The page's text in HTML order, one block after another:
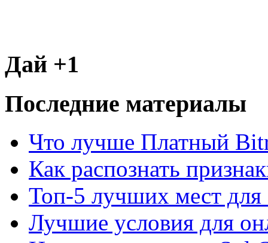
Дай +1
Последние материалы
Что лучше Платный
Как распознать
Топ-5 лучших мест для
Лучшие условия для